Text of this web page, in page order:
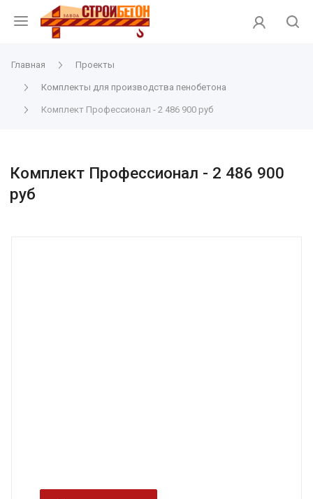
Главная Проекты
Комплекты для производства пенобетона
Комплект Профессионал - 2 486 900 руб
Комплект Профессионал - 2 486 900
руб